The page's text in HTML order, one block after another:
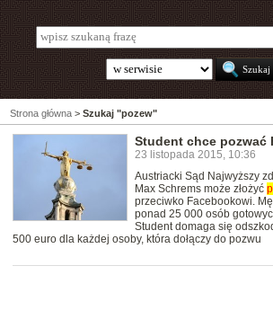
Strona główna > Szukaj "pozew"
Student chce pozwać
23 listopada 2015, 10:36
Austriacki Sąd Najwyższy
Max Schrems może złożyć
przeciwko Facebookowi.
ponad 25 000 osób
Student domaga się
500 euro dla każdej osoby, która dołączy do pozwu